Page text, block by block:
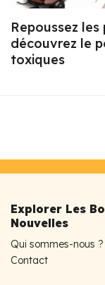
Repoussez
découvrez le
toxiques
Explorer Les
Nouvelles
Qui sommes-nous ?
Contact